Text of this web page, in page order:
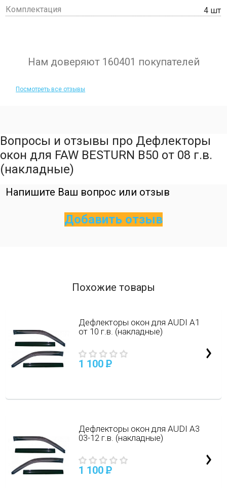
Комплектация 4 шт
Нам доверяют 160401 покупателей
Посмотреть все отзывы
Вопросы и отзывы про Дефлекторы
окон для FAW BESTURN B50 от 08 г.в.
(накладные)
Напишите Ваш вопрос или отзыв
Добавить отзыв
Похожие товары
Дефлекторы окон для AUDI A1
от 10 г.в. (накладные)
1 100 P
Дефлекторы окон для AUDI A3
03-12 г.в. (накладные)
1 100 P